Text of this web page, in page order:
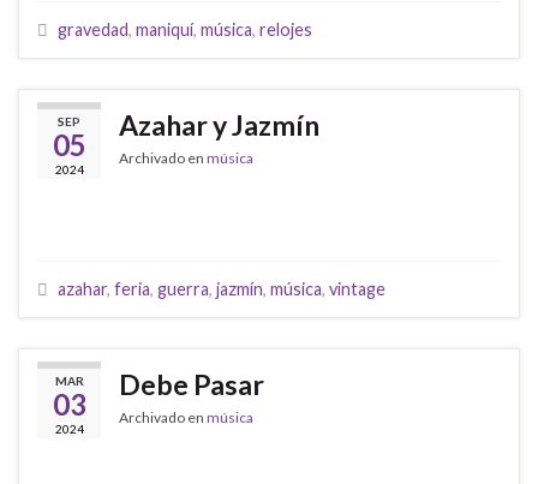
gravedad, maniquí, música, relojes
SEP
05
2024
Azahar y Jazmín
Archivado en música
azahar, feria, guerra, jazmín, música, vintage
MAR
03
2024
Debe Pasar
Archivado en música